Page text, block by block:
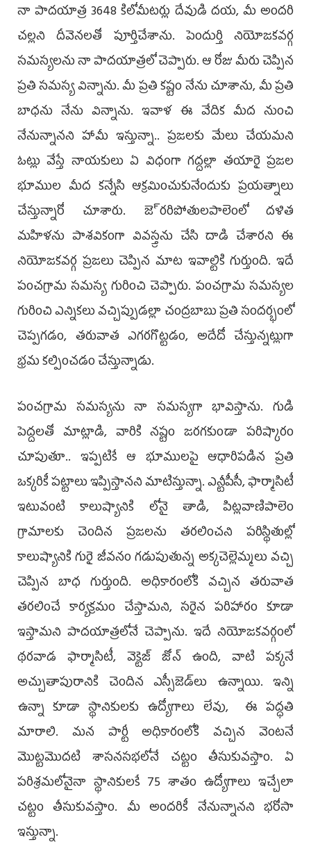
నా పాదయాత్ర 3648 కిలోమీటర్లు దేవుడి దయ, మీ అందరి
చల్లని దీవెనలతో పూర్తిచేశాను. పెందుర్తి నియోజకవర్గ
సమస్యలను నా పాదయాత్రలో చెప్పారు. ఆ రోజు మీరు చెప్పిన
ప్రతి సమస్య విన్నాను. మీ ప్రతి కష్టం నేను చూశాను, మీ ప్రతి
బాధను నేను విన్నాను. ఇవాళ ఈ వేదిక మీద నుంచి
నేనున్నానని హామీ ఇస్తున్నా.. ప్రజలకు మేలు చేయమని
ఓట్లు వేస్తే నాయకులు ఏ విధంగా గద్దల్లా తయారై ప్రజల
భూముల మీద కన్నేసి ఆక్రమించుకునేందుకు ప్రయత్నాలు
చేస్తున్నారో చూశారు. జె్రరిపోతులపాలెంలో దళిత
మహిళను పాశవికంగా వివస్త్రను చేసి దాడి చేశారని ఈ
నియోజకవర్గ ప్రజలు చెప్పిన మాట ఇవాల్టికి గుర్తుంది. ఇదే
పంచగ్రామ సమస్య గురించి చెప్పారు. పంచగ్రామ సమస్యల
గురించి ఎన్నికలు వచ్చిప్పుడల్లా చంద్రబాబు ప్రతి సందర్భంలో
చెప్పగడం, తరువాత ఎగరగొట్టడం, అదేదో చేస్తున్నట్లుగా
భ్రమ కల్పించడం చేస్తున్నాడు.
పంచగ్రామ సమస్యను నా సమస్యగా భావిస్తాను. గుడి
పెద్దలతో మాట్లాడి, వారికి నష్టం జరగకుండా పరిష్కారం
చూపుతూ.. ఇప్పటికే ఆ భూములపై ఆధారిపడిన ప్రతి
ఒక్కరికీ పట్టాలు ఇప్పిస్తానని మాటిస్తున్నా. ఎన్టీపీసీ, ఫార్మాసిటీ
ఇటువంటి కాలుష్యానికి లోనై తాడి, పిట్లవాణిపాలెం
గ్రామాలకు చెందిన ప్రజలను తరలించని పరిస్థితుల్లో
కాలుష్యానికి గురై జీవనం గడుపుతున్న అక్కచెల్లెమ్మలు వచ్చి
చెప్పిన బాధ గుర్తుంది. అధికారంలోకి వచ్చిన తరువాత
తరలించే కార్యక్రమం చేస్తామని, సరైన పరిహారం కూడా
ఇస్తామని పాదయాత్రలోనే చెప్పాను. ఇదే నియోజకవర్గంలో
థరవాడ ఫార్మాసిటీ, వెక్టెజ్‌ జోన్‌ ఉంది, వాటి పక్కనే
అచ్చుతాపురానికి చెందిన ఎస్సీజెడ్‌లు ఉన్నాయి. ఇన్ని
ఉన్నా కూడా స్థానికులకు ఉద్యోగాలు లేవు, ఈ పద్ధతి
మారాలి. మన పార్టీ అధికారంలోకి వచ్చిన వెంటనే
మొట్టమొదటి శాసనసభలోనే చట్టం తీసుకువస్తాం. ఏ
పరిశ్రమలోనైనా స్థానికులకే 75 శాతం ఉద్యోగాలు ఇచ్చేలా
చట్టం తీసుకువస్తాం. మీ అందరికీ నేనున్నానని భరోసా
ఇస్తున్నా.